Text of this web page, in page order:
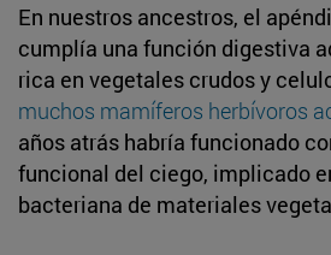
En nuestros ancestros, el
cumplía una función digestiva
rica en vegetales crudos y
muchos mamíferos herbívoros
años atrás habría funcionado
funcional del ciego, implicado
bacteriana de materiales